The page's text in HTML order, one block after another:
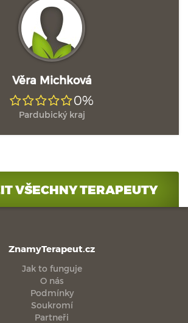
Věra Michková
0%
Pardubický kraj
VŠECHNY TERAPEUTY
ZnamyTerapeut.cz
Jak to funguje
O nás
Podmínky
Soukromí
Partneři